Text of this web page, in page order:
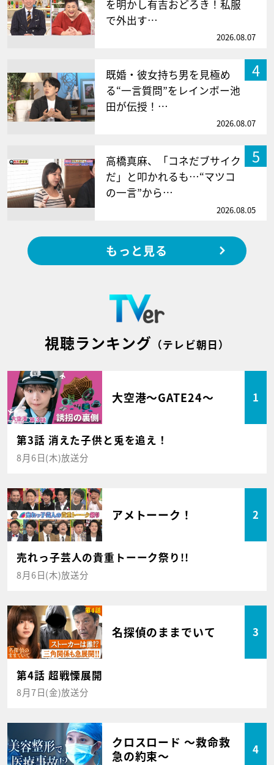
を明かし有吉おどろき！私服
で外出す…
2026.08.07
4
既婚・彼女持ち男を見極め
る“一言質問”をレインボー池
田が伝授！…
2026.08.07
5
高橋真麻、「コネだブサイク
だ」と叩かれるも…“マツコ
の一言”から…
2026.08.05
もっと見る
視聴ランキング （テレビ朝日）
大空港～GATE24～ 1
第3話 消えた子供と兎を追え！
8月6日(木)放送分
アメトーーク！ 2
売れっ子芸人の貴重トーーク祭り!!
8月6日(木)放送分
名探偵のままでいて 3
第4話 超戦慄展開
8月7日(金)放送分
クロスロード ～救命救
急の約束～
4